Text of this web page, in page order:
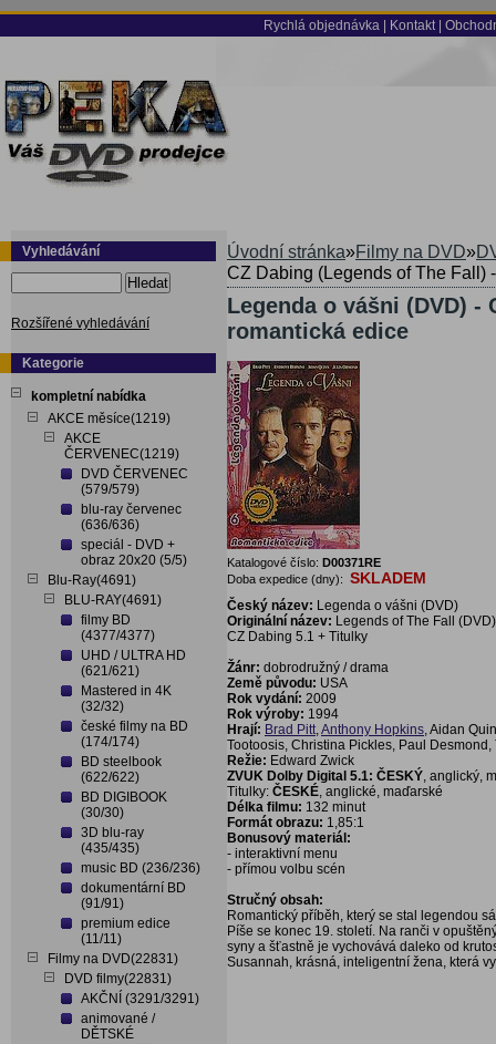
Rychlá objednávka Kontakt
Vyhledávání
Hledat
Rozšířené vyhledávání
Kategorie
kompletní nabídka
AKCE měsíce(1219)
AKCE
ČERVENEC(1219)
DVD ČERVENEC
(579/579)
blu-ray červenec
(636/636)
speciál - DVD +
obraz 20x20 (5/5)
Blu-Ray(4691)
BLU-RAY(4691)
filmy BD
(4377/4377)
UHD / ULTRA HD
(621/621)
Mastered in 4K
(32/32)
české filmy na BD
(174/174)
BD steelbook
(622/622)
BD DIGIBOOK
(30/30)
3D blu-ray
(435/435)
music BD (236/236)
dokumentární BD
(91/91)
premium edice
(11/11)
Filmy na DVD(22831)
DVD filmy(22831)
AKČNÍ (3291/3291)
animované /
DĚTSKÉ
Úvodní stránka»Filmy na DVD»
CZ Dabing (Legends of The Fall)
Legenda o vášni (DVD) -
romantická edice
Katalogové číslo: D00371RE
Doba expedice (dny): SKLADEM
Český název: Legenda o vášni (DVD)
Originální název: Legends of The Fall (DVD)
CZ Dabing 5.1 + Titulky
Žánr: dobrodružný / drama
Země původu: USA
Rok vydání: 2009
Rok výroby: 1994
Hrají: Brad Pitt,Anthony Hopkins, Aidan
Tootoosis, Christina Pickles, Paul
Režie: Edward Zwick
ZVUK Dolby Digital 5.1: ČESKÝ, anglický,
Titulky: ČESKÉ, anglické, maďarské
Délka filmu: 132 minut
Formát obrazu: 1,85:1
Bonusový materiál:
- interaktivní menu
- přímou volbu scén
Stručný obsah:
Romantický příběh, který se stal legendou
Píše se konec 19. století. Na ranči v
syny a šťastně je vychovává daleko od
Susannah, krásná, inteligentní žena, která